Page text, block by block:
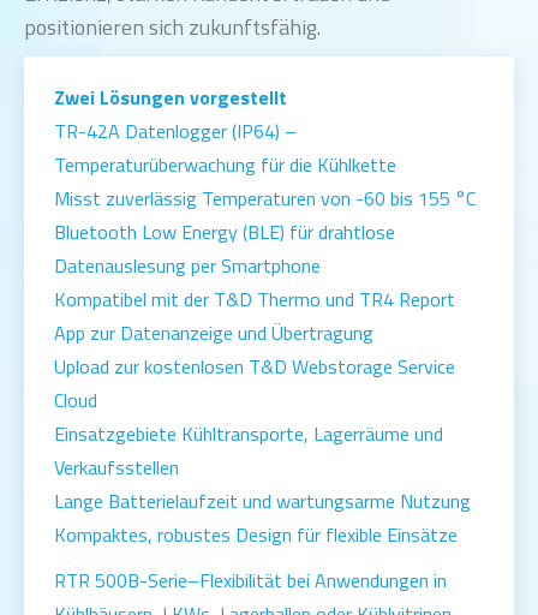
positionieren sich zukunftsfähig.
Zwei Lösungen vorgestellt
TR-42A Datenlogger (IP64) –
Temperaturüberwachung für die Kühlkette
Misst zuverlässig Temperaturen von -60 bis 155 °C
Bluetooth Low Energy (BLE) für drahtlose
Datenauslesung per Smartphone
Kompatibel mit der T&D Thermo und TR4 Report
App zur Datenanzeige und Übertragung
Upload zur kostenlosen T&D Webstorage Service
Cloud
Einsatzgebiete Kühltransporte, Lagerräume und
Verkaufsstellen
Lange Batterielaufzeit und wartungsarme Nutzung
Kompaktes, robustes Design für flexible Einsätze
RTR 500B-Serie–Flexibilität bei Anwendungen in